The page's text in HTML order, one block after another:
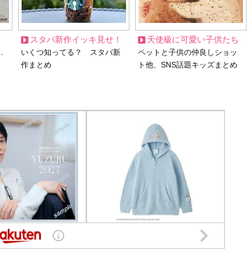
スタバ新作イッキ見せ！
いくつ知ってる？ スタバ新
作まとめ
天使級に可愛い子供たち
ペットと子供の仲良しショッ
ト他、SNS話題キッズまとめ